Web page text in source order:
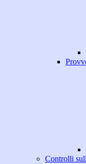
Controlli